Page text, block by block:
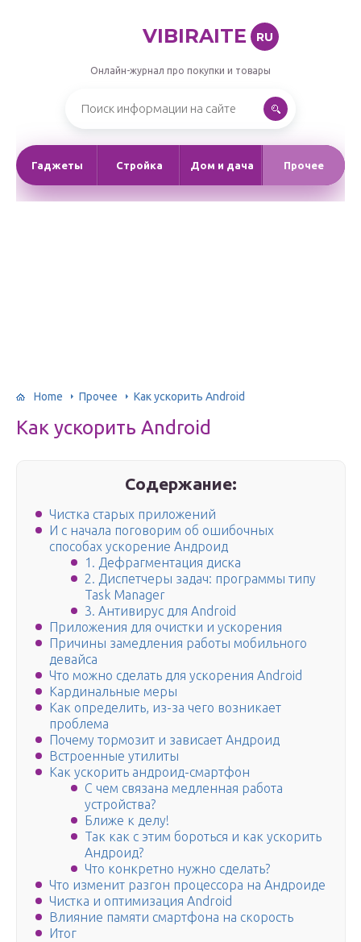
VIBIRAITE RU
Онлайн-журнал про покупки и товары
Гаджеты Стройка Дом и дача Прочее
Home Прочее Как ускорить Android
Как ускорить Android
Содержание:
Чистка старых приложений
И с начала поговорим об ошибочных
способах ускорение Андроид
1. Дефрагментация диска
2. Диспетчеры задач: программы типу
Task Manager
3. Антивирус для Android
Приложения для очистки и ускорения
Причины замедления работы мобильного
девайса
Что можно сделать для ускорения Android
Кардинальные меры
Как определить, из-за чего возникает
проблема
Почему тормозит и зависает Андроид
Встроенные утилиты
Как ускорить андроид-смартфон
С чем связана медленная работа
устройства?
Ближе к делу!
Так как с этим бороться и как ускорить
Андроид?
Что конкретно нужно сделать?
Что изменит разгон процессора на Андроиде
Чистка и оптимизация Android
Влияние памяти смартфона на скорость
Итог